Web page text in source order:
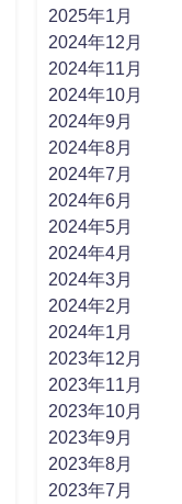
2025年1月
2024年12月
2024年11月
2024年10月
2024年9月
2024年8月
2024年7月
2024年6月
2024年5月
2024年4月
2024年3月
2024年2月
2024年1月
2023年12月
2023年11月
2023年10月
2023年9月
2023年8月
2023年7月